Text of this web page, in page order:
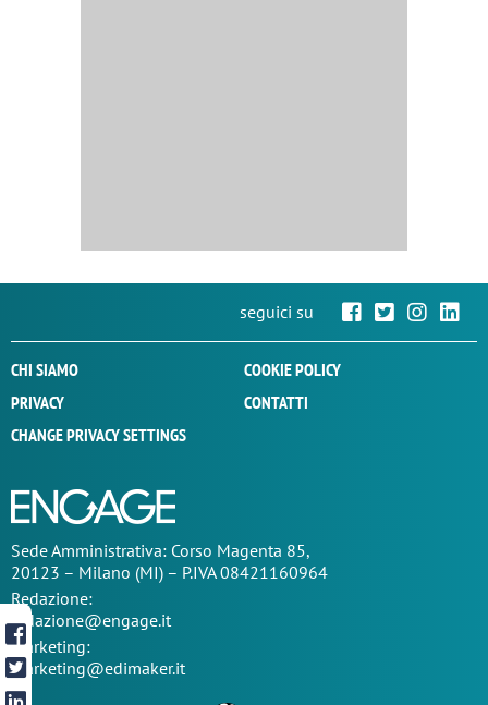
seguici su
CHI SIAMO
COOKIE POLICY
PRIVACY
CONTATTI
CHANGE PRIVACY SETTINGS
SedeAmministrativa: Corso Magenta 85,
20123 – Milano (MI) – P.IVA 08421160964
Redazione:
redazione@engage.it
Marketing:
marketing@edimaker.it